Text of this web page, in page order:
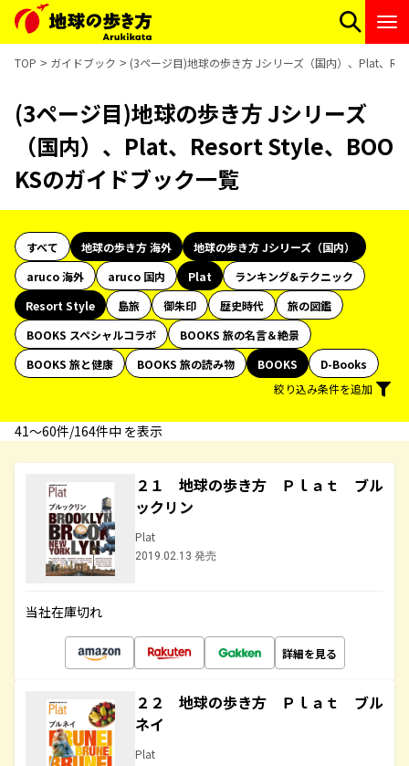
TOP ガイドブック (3ページ目)地球の歩き方 Jシリーズ（国内）、Plat、
(3ページ目)地球の歩き方 Jシリーズ
（国内）、Plat、Resort Style、BOO
KSのガイドブック一覧
すべて 地球の歩き方 海外
地球の歩き方 Jシリーズ（国内）
aruco 海外
aruco 国内 Plat
ランキング&テクニック
Resort Style
島旅 御朱印 歴史時代
旅の図鑑
BOOKS スペシャルコラボ
BOOKS 旅の名言＆絶景
BOOKS 旅と健康
BOOKS 旅の読み物 BOOKS
D-Books
絞り込み条件を追加
41〜60件/164件中 を表示
２１ 地球の歩き方 Ｐｌａｔ ブル
ックリン
Plat
2019.02.13 発売
当社在庫切れ
詳細を見る
２２ 地球の歩き方 Ｐｌａｔ ブル
ネイ
Plat